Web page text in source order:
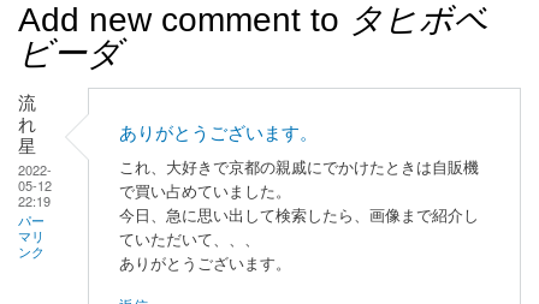
メ
ュ
ー
Add new comment to タヒボベ
ビーダ
流
れ
星
2022-
05-12
22:19
パー
マリ
ンク
ありがとうございます。
これ、大好きで京都の親戚にでかけたときは自販機
で買い占めていました。
今日、急に思い出して検索したら、画像まで紹介し
ていただいて、、、
ありがとうございます。